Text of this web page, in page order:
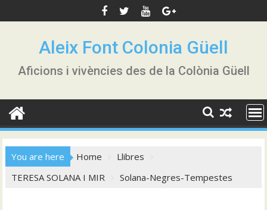
to
Aleix Font Colonia Güell
Aficions i vivències des de la Colònia Güell
You are here Home
Llibres
TERESA SOLANA I MIR
Solana-Negres-Tempestes